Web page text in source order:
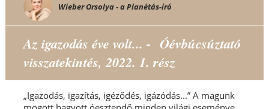
Wieber Orsolya - a Planétás-író
Az igazodás éve volt... - Óévbúcsúztató
visszatekintés, 2022. 1. rész
„Igazodás, igazítás, igéződés, igázódás...” A magunk